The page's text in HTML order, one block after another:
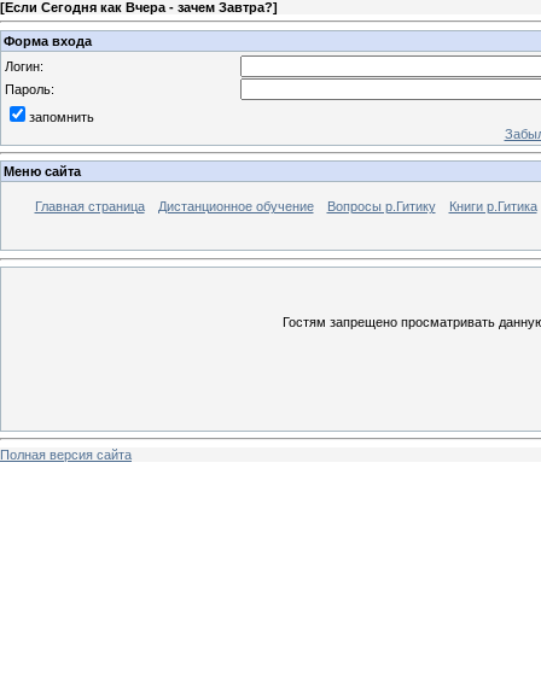
[Если Сегодня как Вчера - зачем Завтра?]
Форма входа
Логин:
Пароль:
запомнить
Меню сайта
Главная страница Дистанционное обучение Вопросы р.Гитику Книги р.Гитика
Гостям запрещено просматривать
Полная версия сайта